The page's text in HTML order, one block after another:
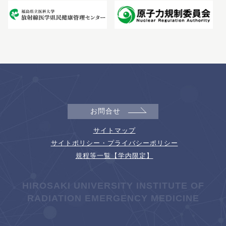
お問合せ
サイトマップ
サイトポリシー・プライバシーポリシー
規程等一覧【学内限定】
HIROSAKI UNIVERSITY INSTITUTE OF
RADIATION EMERGENCY MEDICINE